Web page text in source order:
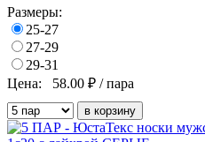
Размеры:
25-27
27-29
29-31
Цена:
58.00 ₽ / пара